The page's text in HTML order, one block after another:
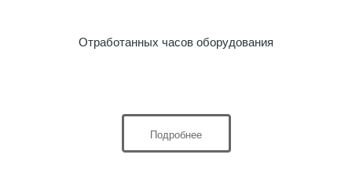
Отработанных часов оборудования
Подробнее